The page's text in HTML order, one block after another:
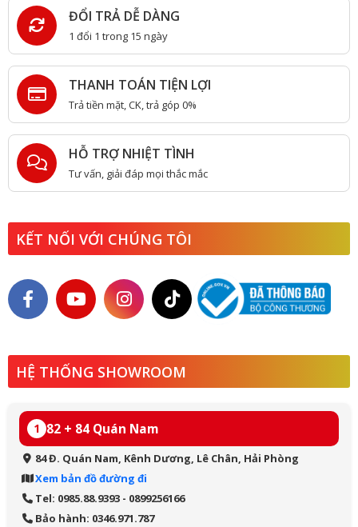
ĐỔI TRẢ DỄ DÀNG
1 đổi 1 trong 15 ngày
THANH TOÁN TIỆN LỢI
Trả tiền mặt, CK, trả góp 0%
HỖ TRỢ NHIỆT TÌNH
Tư vấn, giải đáp mọi thắc mắc
KẾT NỐI VỚI CHÚNG TÔI
HỆ THỐNG SHOWROOM
1 82 + 84 Quán Nam
84 Đ. Quán Nam, Kênh Dương, Lê Chân, Hải Phòng
Xem bản đồ đường đi
Tel: 0985.88.9393 - 0899256166
Bảo hành: 0346.971.787